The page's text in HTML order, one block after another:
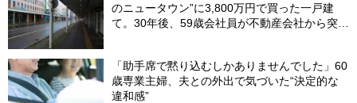
のニュータウン”に3,800万円で買った一戸建
て。30年後、59歳会社員が不動産会社から突き
「助手席で黙り込むしかありませんでした」60
歳専業主婦、夫との外出で気づいた“決定的な
違和感”